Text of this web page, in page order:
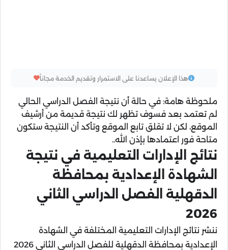
هذا الإعلان يساعدنا على الاستمرار وتقديم الخدمة مجاناً
ملحوظة هامة: في حالة أن نتيجة الفصل الدراسي الحالي
لم تعتمد بعد فسوف تظهر لك نتيجة قديمة من أرشيف
الموقع، لكن لا تقلق تابع الموقع وتأكد أن النتيجة ستكون
متاحة فور اعتمادها بإذن الله..
نتائج الإدارات التعليمية في نتيجة
الشهادة الإعدادية بمحافظة
الدقهلية الفصل الدراسي الثاني
2026
ننشر نتائج الإدارات التعليمية المختلفة في الشهادة
الإعدادية بمحافظة الدقهلية للفصل الدراسي الثاني 2026